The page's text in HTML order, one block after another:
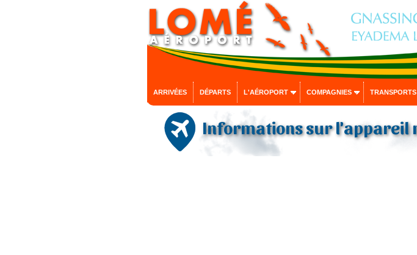
ARRIVÉES DÉPARTS L'AÉROPORT COMPAGNIES TRANSPORTS
Informations sur l'appareil